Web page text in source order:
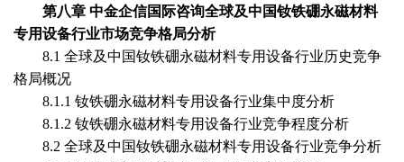
第八章 中金企信国际咨询全球及中国钕铁硼永磁材料
专用设备行业市场竞争格局分析
8.1 全球及中国钕铁硼永磁材料专用设备行业历史竞争
格局概况
8.1.1 钕铁硼永磁材料专用设备行业集中度分析
8.1.2 钕铁硼永磁材料专用设备行业竞争程度分析
8.2 全球及中国钕铁硼永磁材料专用设备行业竞争分析